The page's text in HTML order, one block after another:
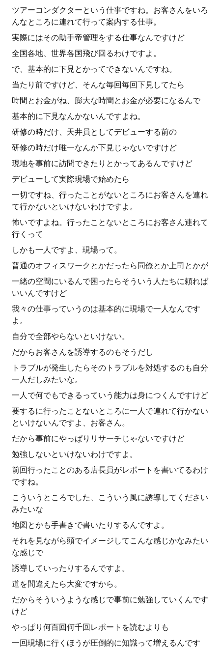
ツアーコンダクターという仕事ですね。お客さんをいろ
んなところに連れて行って案内する仕事。
実際にはその助手帝管理をする仕事なんですけど
全国各地、世界各国飛び回るわけですよ。
で、基本的に下見とかってできないんですね。
当たり前ですけど、そんな毎回毎回下見してたら
時間とお金がね、膨大な時間とお金が必要になるんで
基本的に下見なんかないんですよね。
研修の時だけ、天井員としてデビューする前の
研修の時だけ唯一なんか下見じゃないですけど
現地を事前に訪問できたりとかってあるんですけど
デビューして実際現場で始めたら
一切ですね、行ったことがないところにお客さんを連れ
て行かないといけないわけですよ。
怖いですよね。行ったことないところにお客さん連れて
行くって
しかも一人ですよ、現場って。
普通のオフィスワークとかだったら同僚とか上司とかが
一緒の空間にいるんで困ったらそういう人たちに頼れば
いいんですけど
我々の仕事っていうのは基本的に現場で一人なんです
よ。
自分で全部やらないといけない。
だからお客さんを誘導するのもそうだし
トラブルが発生したらそのトラブルを対処するのも自分
一人だしみたいな。
一人で何でもできるっていう能力は身につくんですけど
要するに行ったことないところに一人で連れて行かない
といけないんですよ、お客さん。
だから事前にやっぱりリサーチじゃないですけど
勉強しないといけないわけですよ。
前回行ったことのある店長員がレポートを書いてるわけ
ですね。
こういうところでした、こういう風に誘導してください
みたいな
地図とかも手書きで書いたりするんですよ。
それを見ながら頭でイメージしてこんな感じかなみたい
な感じで
誘導していったりするんですよ。
道を間違えたら大変ですから。
だからそういうような感じで事前に勉強していくんです
けど
やっぱり何百回何千回レポートを読むよりも
一回現場に行くほうが圧倒的に知識って増えるんです